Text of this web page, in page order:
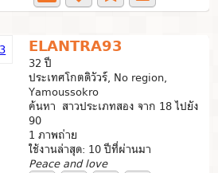
ELANTRA93
32 ปี
ประเทศโกตดิวัวร์, No region,
Yamoussokro
ค้นหา สาวประเภทสอง จาก 18 ไปยัง
90
1 ภาพถ่าย
ใช้งานล่าสุด: 10 ปีที่ผ่านมา
Peace and love